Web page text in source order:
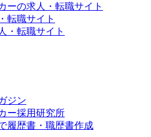
ーの求人・転職サイト
転職サイト
・転職サイト
ジン
ー採用研究所
履歴書・職歴書作成